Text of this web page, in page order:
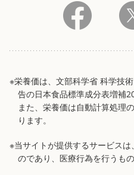
※栄養価は、文部科学省 科学技
告の日本食品標準成分表増補
また、栄養価は自動計算処理
ります。
※当サイトが提供するサービス
のであり、医療行為を行うも